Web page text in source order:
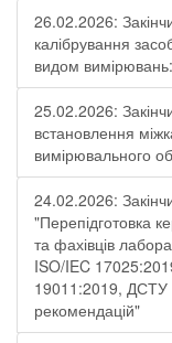
26.02.2026:
калібрування
видом
25.02.2026:
встановлення
вимірювального
24.02.2026:
"Перепідготовка
та фахівців
ISO/IEC
19011:2019, ДСТУ
рекомендацій"